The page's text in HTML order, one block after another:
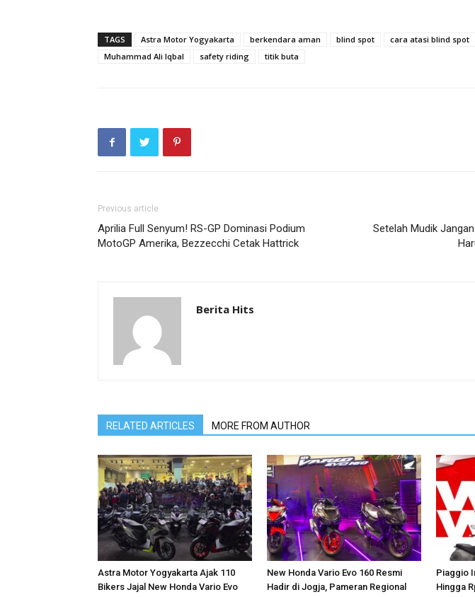
TAGS Astra Motor Yogyakarta berkendara aman blind spot cara atasi blind spot
Muhammad Ali Iqbal
safety riding titik buta
Previous article
Aprilia Full Senyum! RS-GP Dominasi Podium
MotoGP Amerika, Bezzecchi Cetak Hattrick
Setelah Mudik
Berita Hits
RELATED ARTICLES MORE FROM AUTHOR
Astra Motor Yogyakarta Ajak 110
Bikers Jajal New Honda Vario Evo
New Honda Vario Evo 160 Resmi
Hadir di Jogja, Pameran Regional
Piaggio
Hingga